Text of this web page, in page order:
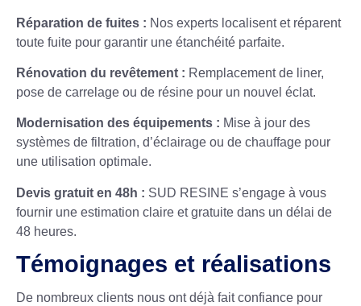
Réparation de fuites : Nos experts localisent et réparent
toute fuite pour garantir une étanchéité parfaite.
Rénovation du revêtement : Remplacement de liner,
pose de carrelage ou de résine pour un nouvel éclat.
Modernisation des équipements : Mise à jour des
systèmes de filtration, d’éclairage ou de chauffage pour
une utilisation optimale.
Devis gratuit en 48h : SUD RESINE s’engage à vous
fournir une estimation claire et gratuite dans un délai de
48 heures.
Témoignages et réalisations
De nombreux clients nous ont déjà fait confiance pour